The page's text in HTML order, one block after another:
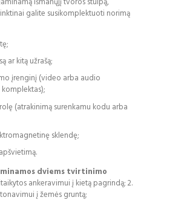
galite susikomplektuoti norimą
ar kitą užrašą;
įrenginį (video arba audio
(atrakinimą surenkamu kodu arba
sklendę;
dviems tvirtinimo
ankeravimui į kietą pagrindą; 2.
į žemės gruntą;